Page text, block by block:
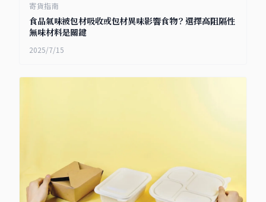
寄貨指南
食品氣味被包材吸收或包材異味影響食物？選擇高阻隔性
無味材料是關鍵
2025/7/15